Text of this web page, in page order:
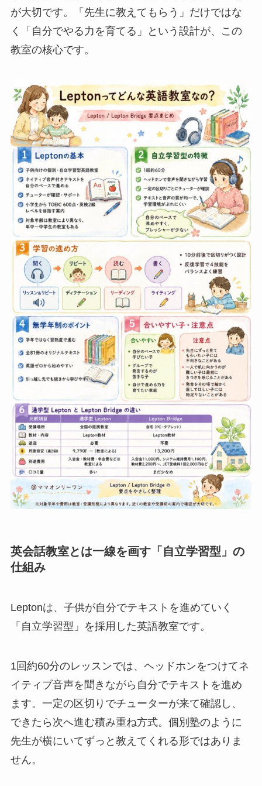
が大切です。「先生に教えてもらう」だけではな
く「自分でやる力を育てる」という設計が、この
教室の核心です。
英会話教室とは一線を画す「自立学習型」の
仕組み
Leptonは、子供が自分でテキストを進めていく
「自立学習型」を採用した英語教室です。
1回約60分のレッスンでは、ヘッドホンをつけてネ
イティブ音声を聞きながら自分でテキストを進め
ます。一定の区切りでチューターが来て確認し、
できたら次へ進む積み重ね方式。個別塾のように
先生が横にいてずっと教えてくれる形ではありま
せん。